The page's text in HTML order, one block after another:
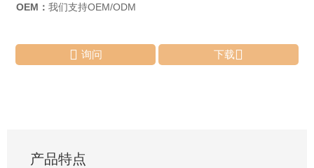
OEM： 我们支持OEM/ODM
 询问 下载
产品特点